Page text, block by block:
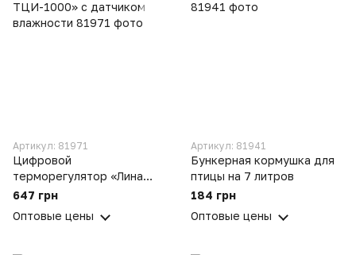
Артикул: 81971
Цифровой
терморегулятор «Лина
ТЦИ-1000» с датчиком
647 грн
Оптовые цены
Артикул: 81941
Бункерная кормушка для
птицы на 7 литров
184 грн
Оптовые цены